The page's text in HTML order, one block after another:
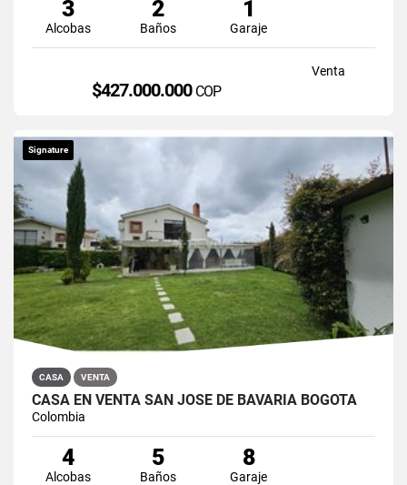
3
Alcobas
2
Baños
1
Garaje
Venta
$427.000.000 COP
Signature
CASA VENTA
CASA EN VENTA SAN JOSÉ DE BAVARIA BOGOTÁ
Colombia
4
Alcobas
5
Baños
8
Garaje